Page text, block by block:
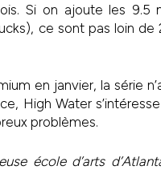
Si on ajoute les 9.5
ce sont pas loin
en janvier, la série
High Water
problèmes.
école d’arts